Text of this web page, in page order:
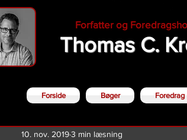
Forfatter og
Thomas C.
Forside Bøger Foredrag
10. nov. 20193 min læsning